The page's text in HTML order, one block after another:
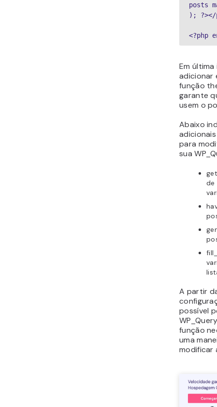
posts
); ?></
<?php
Em
adicionar
função
garante
usem o
Abaixo
para
sua
de
A partir
possível
função
uma
modificar